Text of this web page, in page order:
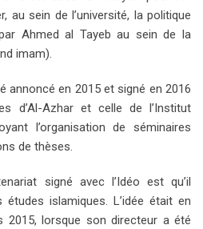
au sein de l’université, la politique
Ahmed al Tayeb au sein de la
imam).
annoncé en 2015 et signé en 2016
d’Al-Azhar et celle de l’Institut
l’organisation de séminaires
de thèses.
signé avec l’Idéo est qu’il
islamiques. L’idée était en
2015, lorsque son directeur a été